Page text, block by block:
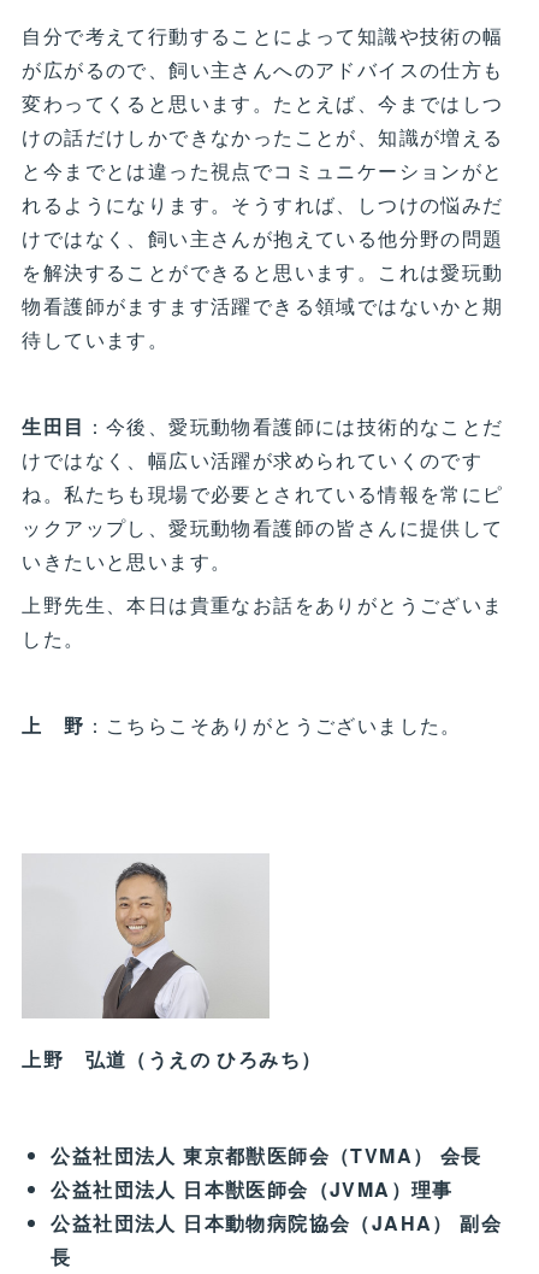
自分で考えて行動することによって知識や技術の幅
が広がるので、飼い主さんへのアドバイスの仕方も
変わってくると思います。たとえば、今まではしつ
けの話だけしかできなかったことが、知識が増える
と今までとは違った視点でコミュニケーションがと
れるようになります。そうすれば、しつけの悩みだ
けではなく、飼い主さんが抱えている他分野の問題
を解決することができると思います。これは愛玩動
物看護師がますます活躍できる領域ではないかと期
待しています。
生田目 ：今後、愛玩動物看護師には技術的なことだ
けではなく、幅広い活躍が求められていくのです
ね。私たちも現場で必要とされている情報を常にピ
ックアップし、愛玩動物看護師の皆さんに提供して
いきたいと思います。
上野先生、本日は貴重なお話をありがとうございま
した。
上 野 ：こちらこそありがとうございました。
上野 弘道（うえの ひろみち）
公益社団法人 東京都獣医師会（TVMA） 会長
公益社団法人 日本獣医師会（JVMA）理事
公益社団法人 日本動物病院協会（JAHA） 副会
長